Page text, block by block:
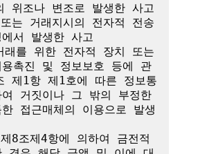
위조나 변조로 발생한 사고
는 거래지시의 전자적 전송
서 발생한 사고
래를 위한 전자적 장치 또는
용촉진 및 정보보호 등에 관
제1항 제1호에 따른 정보통
여 거짓이나 그 밖의 부정한
접근매체의 이용으로 발생
조제4항에 의하여 금전적